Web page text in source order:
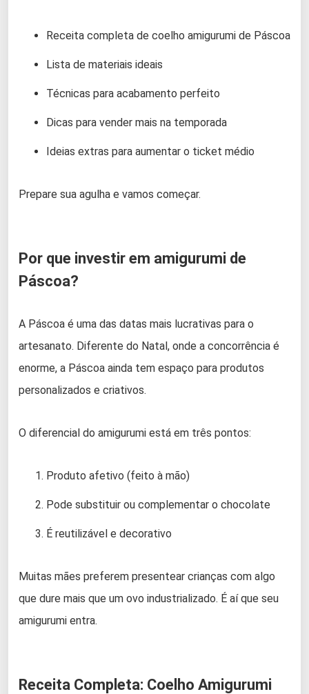
Receita completa de coelho amigurumi de Páscoa
Lista de materiais ideais
Técnicas para acabamento perfeito
Dicas para vender mais na temporada
Ideias extras para aumentar o ticket médio
Prepare sua agulha e vamos começar.
Por que investir em amigurumi de
Páscoa?
A Páscoa é uma das datas mais lucrativas para o
artesanato. Diferente do Natal, onde a concorrência é
enorme, a Páscoa ainda tem espaço para produtos
personalizados e criativos.
O diferencial do amigurumi está em três pontos:
Produto afetivo (feito à mão)
Pode substituir ou complementar o chocolate
É reutilizável e decorativo
Muitas mães preferem presentear crianças com algo
que dure mais que um ovo industrializado. É aí que seu
amigurumi entra.
Receita Completa: Coelho Amigurumi